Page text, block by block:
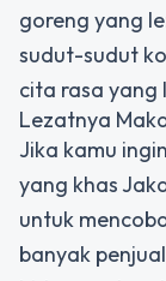
goreng yang
sudut-sudut
cita rasa yang
Lezatnya
Jika kamu
yang khas
untuk
banyak